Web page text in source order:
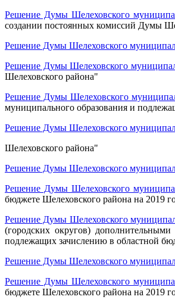
Решение Думы Шелеховского
создании постоянных комиссий Думы
Решение Думы Шелеховского
Решение Думы Шелеховского
Шелеховского района"
Решение Думы Шелеховского
муниципального образования и
Решение Думы Шелеховского
Шелеховского района"
Решение Думы Шелеховского
Решение Думы Шелеховского
бюджете Шелеховского района на 2019
Решение Думы Шелеховского
(городских округов)
подлежащих зачислению в областной
Решение Думы Шелеховского
Решение Думы Шелеховского
бюджете Шелеховского района на 2019